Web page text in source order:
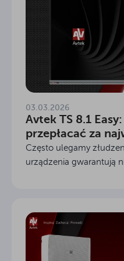
03.03.2026
Avtek TS 8.1
przepłacać za
Często ulegamy
urządzenia gwarantują